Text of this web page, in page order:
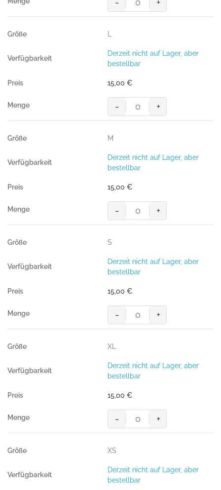
HAKRO
T-
MIKRALINAR®
GRS
royalblau
Menge
Derzeit nicht auf Lager, aber
bestellbar
15,00 €
HAKRO
T-
MIKRALINAR®
GRS
royalblau
Menge
- +
M
Derzeit nicht auf Lager, aber
bestellbar
15,00 €
HAKRO
T-
MIKRALINAR®
GRS
royalblau
Menge
- +
S
Derzeit nicht auf Lager, aber
bestellbar
15,00 €
HAKRO
T-
MIKRALINAR®
GRS
royalblau
Menge
- +
XL
Derzeit nicht auf Lager, aber
bestellbar
15,00 €
HAKRO
T-
MIKRALINAR®
GRS
royalblau
- +
XS
Derzeit nicht auf Lager, aber
bestellbar